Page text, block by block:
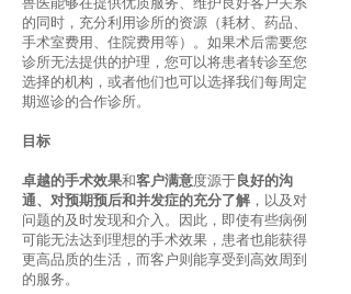
的同时，充分利用诊所的资源（耗材、药品、
手术室费用、住院费用等）。如果术后需要您
诊所无法提供的护理，您可以将患者转诊至您
选择的机构，或者他们也可以选择我们每周定
期巡诊的合作诊所。
目标
卓越的手术效果和客户满意度源于良好的沟
通、对预期预后和并发症的充分了解 ，以及对
问题的及时发现和介入。因此，即使有些病例
可能无法达到理想的手术效果，患者也能获得
更高品质的生活，而客户则能享受到高效周到
的服务。